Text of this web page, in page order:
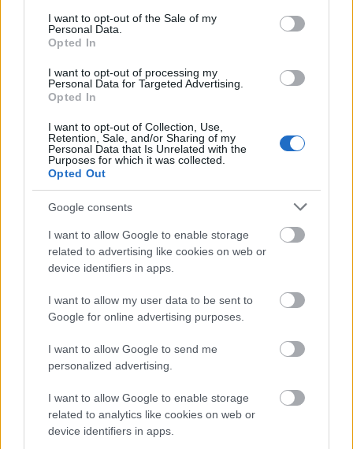
consent section.
I want to opt-out of the Sale of my
Personal Data.
Opted In
I want to opt-out of processing my
Personal Data for Targeted Advertising.
Opted In
I want to opt-out of Collection, Use,
Retention, Sale, and/or Sharing of my
Personal Data that Is Unrelated with the
Purposes for which it was collected.
Opted Out
Google consents
I want to allow Google to enable storage
related to advertising like cookies on web or
device identifiers in apps.
I want to allow my user data to be sent to
Google for online advertising purposes.
I want to allow Google to send me
personalized advertising.
I want to allow Google to enable storage
related to analytics like cookies on web or
device identifiers in apps.
ad
Chińskiproducent elektroniki użytkowej, firma